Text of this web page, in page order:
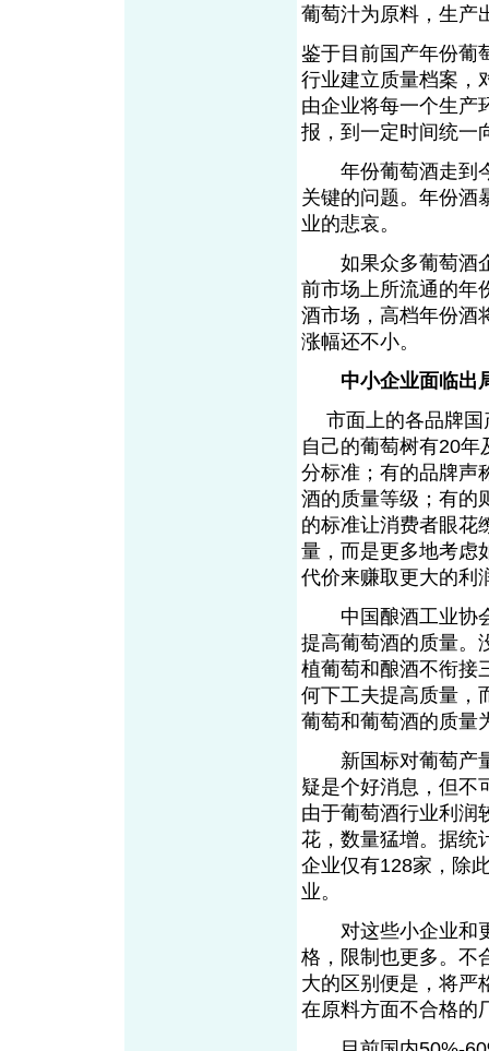
葡萄汁为原料，生产
鉴于目前国产年份葡
行业建立质量档案，
由企业将每一个生产
报，到一定时间统一
年份葡萄酒走到今
关键的问题。年份酒
业的悲哀。
如果众多葡萄酒企
前市场上所流通的年
酒市场，高档年份酒
涨幅还不小。
中小企业面临出
市面上的各品牌国
自己的葡萄树有20
分标准；有的品牌声
酒的质量等级；有
的标准让消费者眼花
量，而是更多地考虑
代价来赚取更大的
中国酿酒工业协会
提高葡萄酒的质量。
植葡萄和酿酒不衔接
何下工夫提高质量，
葡萄和葡萄酒的质量
新国标对葡萄产量
疑是个好消息，但不
由于葡萄酒行业利润
花，数量猛增。据统
企业仅有128家，除
业。
对这些小企业和更
格，限制也更多。不
大的区别便是，将严
在原料方面不合格的